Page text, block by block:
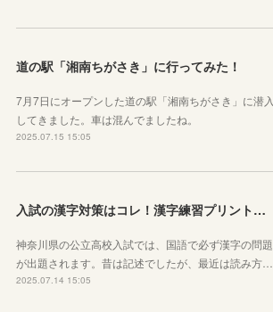
道の駅「湘南ちがさき」に行ってみた！
7月7日にオープンした道の駅「湘南ちがさき」に潜入
してきました。車は混んでましたね。
2025.07.15 15:05
入試の漢字対策はコレ！漢字練習プリントのご紹介！
神奈川県の公立高校入試では、国語で必ず漢字の問題
が出題されます。昔は記述でしたが、最近は読み方…
2025.07.14 15:05